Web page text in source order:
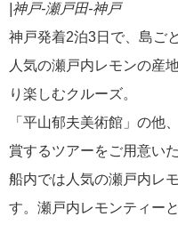
|神戸-瀬戸田-神戸
神戸発着2泊3日で、島ご
人気の瀬戸内レモンの産
り楽しむクルーズ。
「平山郁夫美術館」の他
賞するツアーをご用意い
船内では人気の瀬戸内レ
す。瀬戸内レモンティー